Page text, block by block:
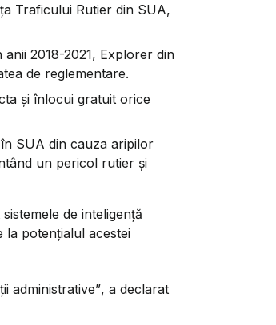
Traficului Rutier din SUA,
2018-2021, Explorer din
de reglementare.
și înlocui gratuit orice
SUA din cauza aripilor
un pericol rutier și
de inteligență
la potențialul acestei
administrative”, a declarat